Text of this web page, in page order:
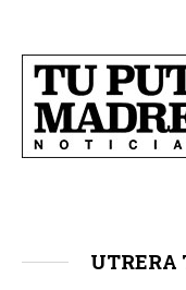
UTRERA